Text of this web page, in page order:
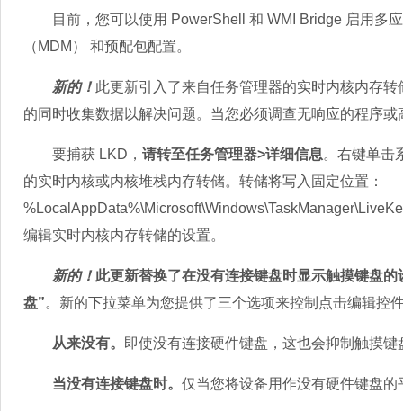
目前，您可以使用 PowerShell 和 WMI Bridge 启用多应
（MDM） 和预配包配置。
新的！ 此更新引入了来自任务管理器的实时内核内存
的同时收集数据以解决问题。当您必须调查无响应的程序
要捕获 LKD， 请转至任务管理器>详细信息。右键单击
的实时内核或内核堆栈内存转储。转储将写入固定位置：
编辑实时内核内存转储的设置。
新的！ 此更新替换了在没有连接键盘时显示触摸键盘的
盘”。新的下拉菜单为您提供了三个选项来控制点击编辑控
从来没有。 即使没有连接硬件键盘，这也会抑制触摸键
当没有连接键盘时。 仅当您将设备用作没有硬件键盘